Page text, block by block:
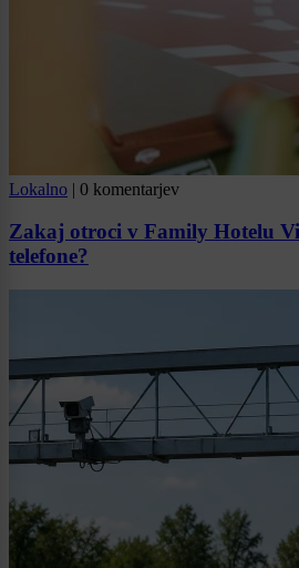
Lokalno | 0 komentarjev
Zakaj otroci v Family Hotelu
telefone?